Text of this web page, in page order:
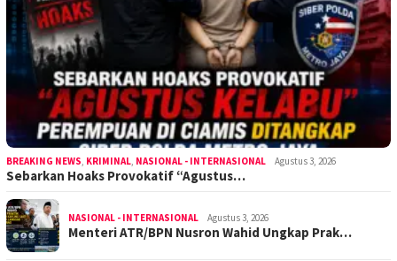
BREAKING NEWS, KRIMINAL, NASIONAL - INTERNASIONAL Agustus 3, 2026
Sebarkan Hoaks Provokatif “Agustus…
NASIONAL - INTERNASIONAL Agustus 3, 2026
Menteri ATR/BPN Nusron Wahid Ungkap Prak…